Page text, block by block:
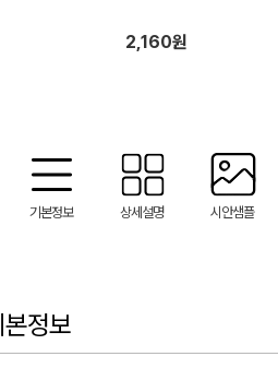
2,160원
기본정보 상세설명 시안샘플
정보